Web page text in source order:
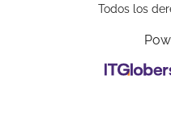
Todos los